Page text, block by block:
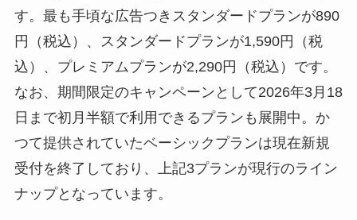
す。最も手頃な広告つきスタンダードプランが890
円（税込）、スタンダードプランが1,590円（税
込）、プレミアムプランが2,290円（税込）です。
なお、期間限定のキャンペーンとして2026年3月18
日まで初月半額で利用できるプランも展開中。か
つて提供されていたベーシックプランは現在新規
受付を終了しており、上記3プランが現行のライン
ナップとなっています。